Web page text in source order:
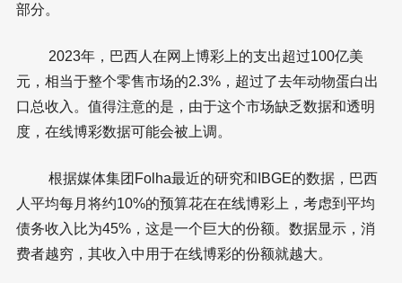
部分。
2023年，巴西人在网上博彩上的支出超过100亿美
元，相当于整个零售市场的2.3%，超过了去年动物蛋白出
口总收入。值得注意的是，由于这个市场缺乏数据和透明
度，在线博彩数据可能会被上调。
根据媒体集团Folha最近的研究和IBGE的数据，巴西
人平均每月将约10%的预算花在在线博彩上，考虑到平均
债务收入比为45%，这是一个巨大的份额。数据显示，消
费者越穷，其收入中用于在线博彩的份额就越大。